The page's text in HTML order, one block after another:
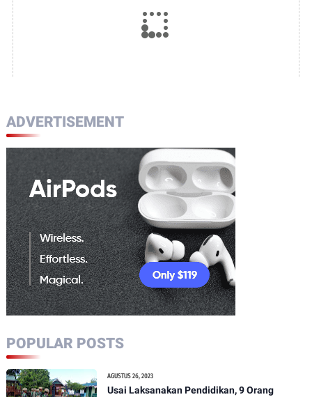
ADVERTISEMENT
POPULAR POSTS
AGUSTUS 26, 2023
Usai Laksanakan Pendidikan, 9 Orang